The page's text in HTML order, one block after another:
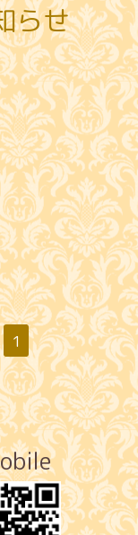
らせ
1